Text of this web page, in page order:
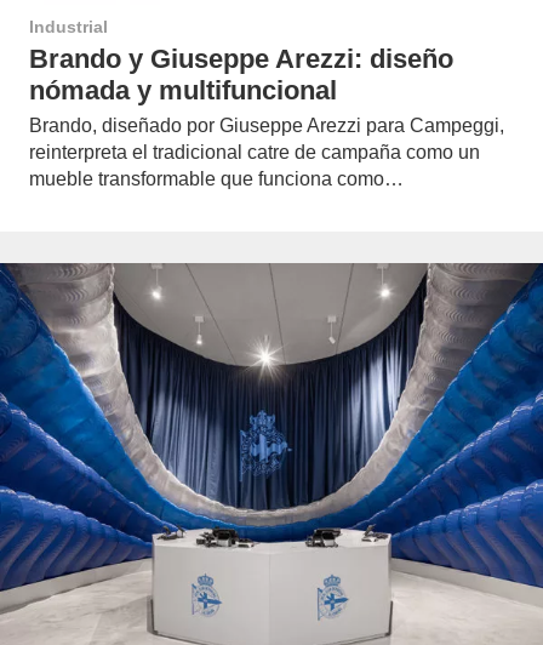
Industrial
Brando y Giuseppe Arezzi: diseño
nómada y multifuncional
Brando, diseñado por Giuseppe Arezzi para Campeggi,
reinterpreta el tradicional catre de campaña como un
mueble transformable que funciona como…